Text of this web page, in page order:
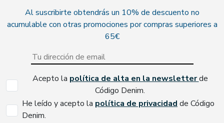
Al suscribirte obtendrás un 10% de descuento no
acumulable con otras promociones por compras superiores a
65€
Acepto la política de alta en la newsletterde
Código Denim.
He leído y acepto la política de privacidadde Código
Denim.